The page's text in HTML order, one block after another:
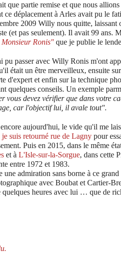
que partie remise et que nous
ce déplacement à Arles avait pu le
2009 Willy nous quitte, laissant
(et pas seulement). Il avait 99 ans.
Ronis" que je publie le
pu passer avec Willy Ronis m'ont
était un être merveilleux, ensuite
d'expert et enfin sur la technique
quelques conseils. Un exemple
vous devez vérifier que dans votre
car l'objectif lui, il avale tout".
aujourd'hui, le vide qu'il me
je suis retourné rue de Lagny pour
Puis en 2015, dans le même
et à L'Isle-sur-la-Sorgue, dans cette
entre 1972 et 1983.
une admiration sans borne à ce
avec Boubat et Cartier-
quelques heures avec lui … que de